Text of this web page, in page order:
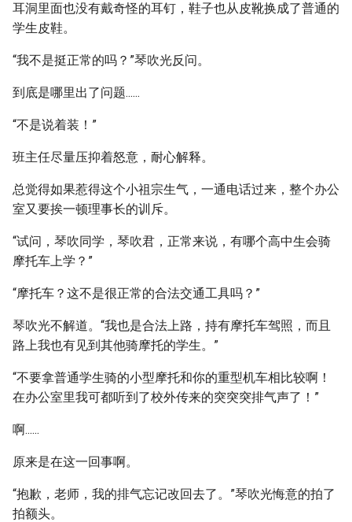
耳洞里面也没有戴奇怪的耳钉，鞋子也从皮靴换成了普通的
学生皮鞋。
“我不是挺正常的吗？”琴吹光反问。
到底是哪里出了问题......
“不是说着装！”
班主任尽量压抑着怒意，耐心解释。
总觉得如果惹得这个小祖宗生气，一通电话过来，整个办公
室又要挨一顿理事长的训斥。
“试问，琴吹同学，琴吹君，正常来说，有哪个高中生会骑
摩托车上学？”
“摩托车？这不是很正常的合法交通工具吗？”
琴吹光不解道。“我也是合法上路，持有摩托车驾照，而且
路上我也有见到其他骑摩托的学生。”
“不要拿普通学生骑的小型摩托和你的重型机车相比较啊！
在办公室里我可都听到了校外传来的突突突排气声了！”
啊......
原来是在这一回事啊。
“抱歉，老师，我的排气忘记改回去了。”琴吹光悔意的拍了
拍额头。